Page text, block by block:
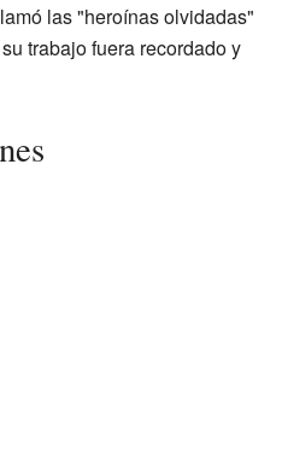
las "heroínas olvidadas"
trabajo fuera recordado y